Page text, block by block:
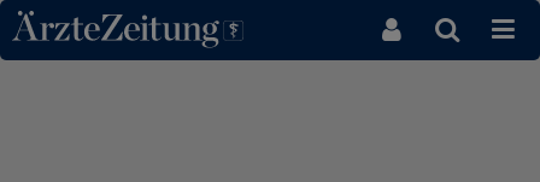
Direkt zum Inhaltsbereich